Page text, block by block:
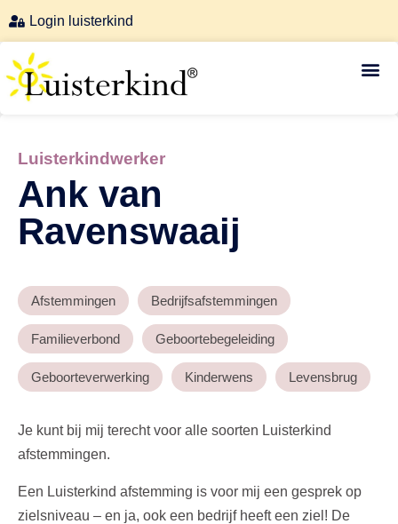
Login luisterkind
Luisterkindwerker
Ank van
Ravenswaaij
Afstemmingen Bedrijfsafstemmingen
Familieverbond Geboortebegeleiding
Geboorteverwerking Kinderwens Levensbrug
Je kunt bij mij terecht voor alle soorten Luisterkind
afstemmingen.
Een Luisterkind afstemming is voor mij een gesprek op
zielsniveau – en ja, ook een bedrijf heeft een ziel! De